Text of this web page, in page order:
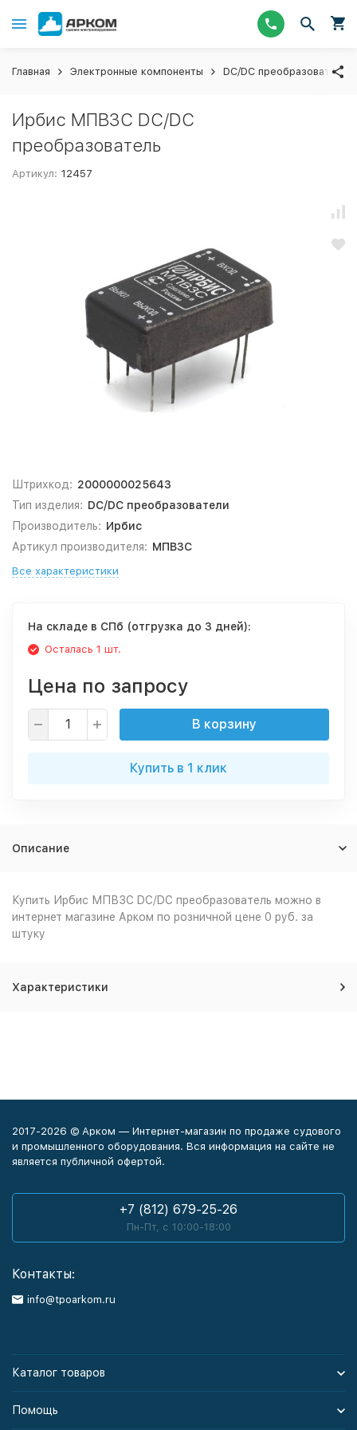
Главная Электронные компоненты DC/DC преобразователи
Ирбис МПВ3С DC/DC
преобразователь
Артикул: 12457
Штрихкод: 2000000025643
Тип изделия: DC/DC преобразователи
Производитель: Ирбис
Артикул производителя: МПВ3С
Все характеристики
На складе в СПб (отгрузка до 3 дней):
Осталась 1 шт.
Цена по запросу
В корзину
Купить в 1 клик
Описание
Купить Ирбис МПВ3С DC/DC преобразователь можно в
интернет магазине Арком по розничной цене 0 руб. за
штуку
Характеристики
2017-2026 © Арком — Интернет-магазин по продаже судового
и промышленного оборудования. Вся информация на сайте не
является публичной офертой.
+7 (812) 679-25-26
Пн-Пт, с 10:00-18:00
Контакты:
info@tpoarkom.ru
Каталог товаров
Помощь